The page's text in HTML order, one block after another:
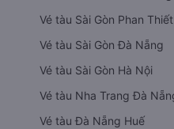
Vé tàu Sài Gòn Phan Thiết
Vé tàu Sài Gòn Đà Nẵng
Vé tàu Sài Gòn Hà Nội
Vé tàu Nha Trang Đà
Vé tàu Đà Nẵng Huế